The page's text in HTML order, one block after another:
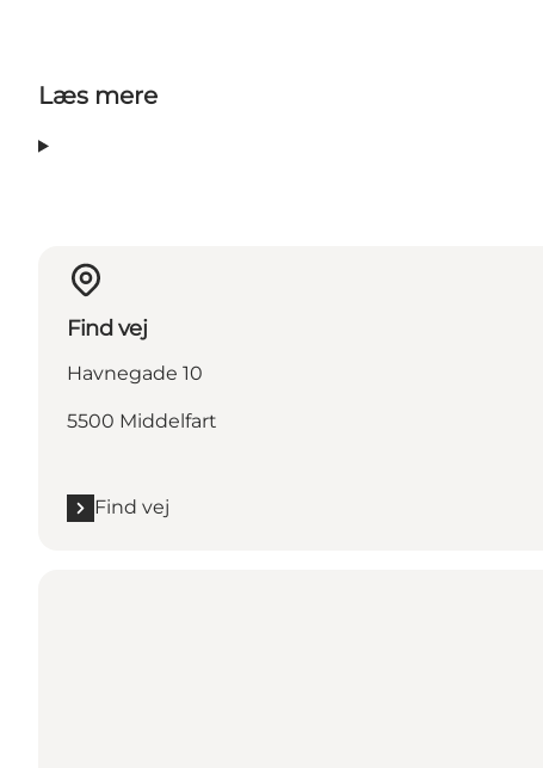
Læs mere
Find vej
Havnegade 10
5500 Middelfart
Find vej